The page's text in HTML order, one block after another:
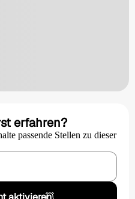
erfahren?
passende Stellen zu dieser